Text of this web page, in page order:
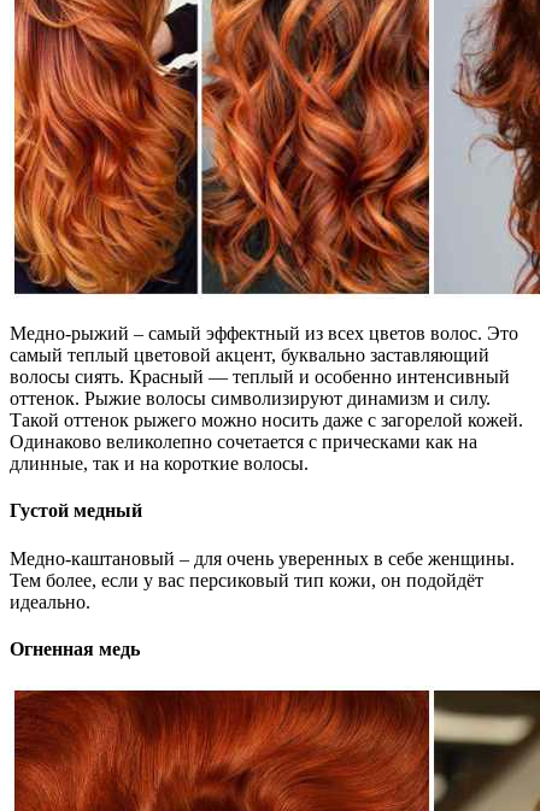
Медно-рыжий – самый эффектный из всех цветов волос. Это
самый теплый цветовой акцент, буквально заставляющий
волосы сиять. Красный — теплый и особенно интенсивный
оттенок. Рыжие волосы символизируют динамизм и силу.
Такой оттенок рыжего можно носить даже с загорелой кожей.
Одинаково великолепно сочетается с прическами как на
длинные, так и на короткие волосы.
Густой медный
Медно-каштановый – для очень уверенных в себе женщины.
Тем более, если у вас персиковый тип кожи, он подойдёт
идеально.
Огненная медь